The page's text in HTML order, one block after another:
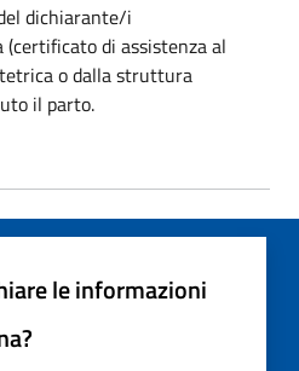
dichiarante/i
di assistenza al
o dalla struttura
il parto.
le informazioni